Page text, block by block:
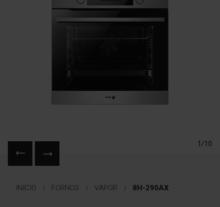
1/10
INÍCIO FORNOS VAPOR 8H-290AX